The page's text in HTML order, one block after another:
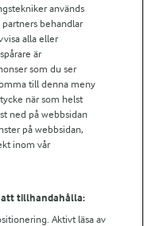
används
behandlar
alla eller
är
som du ser
till denna meny
när som helst
ned på webbsidan
på webbsidan,
inom vår
att tillhandahålla:
Aktivt läsa av